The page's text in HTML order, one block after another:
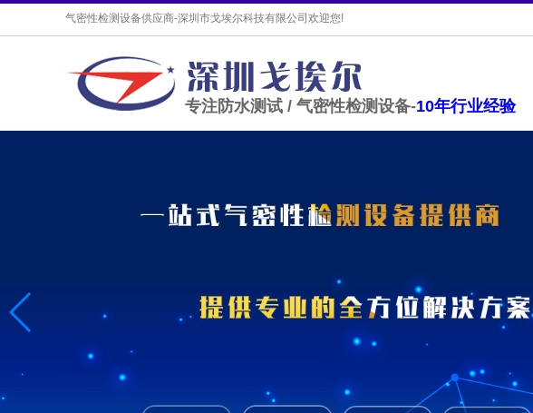
气密性检测设备供应商-深圳市戈埃尔科技有限公司欢迎您!
专注防水测试 / 气密性检测设备-10年行业经验